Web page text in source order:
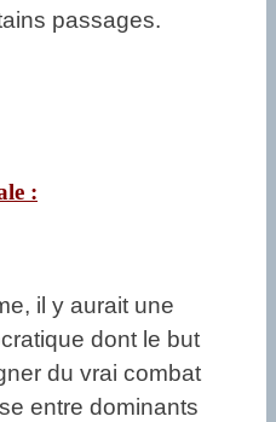
passages.
:
il y aurait une
dont le but
du vrai combat
entre dominants